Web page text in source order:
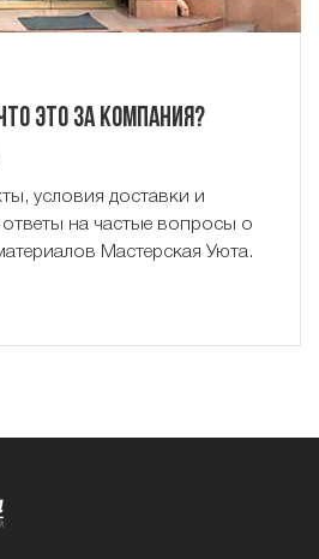
это за компания?
условия доставки и
ответы на частые вопросы о
Мастерская Уюта.